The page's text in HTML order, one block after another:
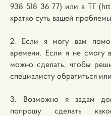
938 518 36 77) или в ТГ
кратко суть вашей
2. Если я могу вам
времени. Если я не смогу
можно сделать, чтобы
специалисту обратиться
3. Возможно я задам
попрошу сделать